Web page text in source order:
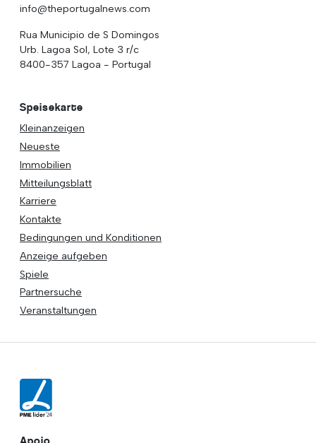
info@theportugalnews.com
Rua Municipio de S Domingos
Urb. Lagoa Sol, Lote 3 r/c
8400-357 Lagoa - Portugal
Speisekarte
Kleinanzeigen
Neueste
Immobilien
Mitteilungsblatt
Karriere
Kontakte
Bedingungen und Konditionen
Anzeige aufgeben
Spiele
Partnersuche
Veranstaltungen